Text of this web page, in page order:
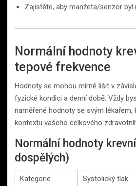
Zajistěte, aby manžeta/senzor byl
Normální hodnoty
tepové frekvence
Hodnoty se mohou mírně lišit v
fyzické kondici a denní době. Vždy
naměřené hodnoty se svým lékařem,
kontextu vašeho celkového
Normální hodnoty
dospělých)
Kategorie
Systolický tlak